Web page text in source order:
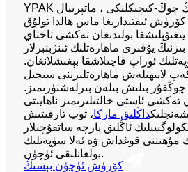
YPAK مەھسۇلاتىڭىزنىڭ چوڭ-كىچىكلىكى ، ماتېرىيال
كۆرۈش ئىقتىدارىغا ماس ھالدا تولۇق
بولىدىغان تەكشى تاختاي
يۇقىرى ماھارەتلىك ئىنژېنېرلار
ئوراپ قاچىلاشقا بېغىشلانغان.
لايىھىلەش ماھارەتلىرىنى سىجىل
چوڭقۇر بىلىش بىلەن بىرلەشتۈرىمىز.
تەكشى ئاستى خالتىلىرىمىز ناھايىتى
داڭلىق ماركا، توپ تارقىتىش
ئاڭلىق پارچە ساتقۇچىلار
مۇھىتنى قوغداش ۋە ئەلا سۈپەتلىك
بولغانلىقى ئۈچۈن.
كۆرۈش ئۈچۈن بېسىڭ